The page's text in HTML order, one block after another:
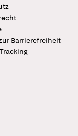
Barrierefreiheit